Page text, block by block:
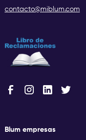
contacto@miblum.com
Blum empresas